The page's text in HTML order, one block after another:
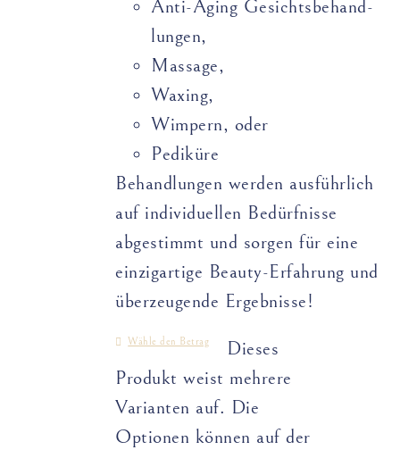
Anti-Aging Gesichts­­­­behand­­
lungen,
Massage,
Waxing,
Wimpern, oder
Pediküre
Behandlungen werden ausführlich
auf individuellen Bedürfnisse
abgestimmt und sorgen für eine
einzigartige Beauty-Erfahrung und
überzeugende Ergebnisse!
Wähle den Betrag
Dieses
Produkt weist mehrere
Varianten auf. Die
Optionen können auf der